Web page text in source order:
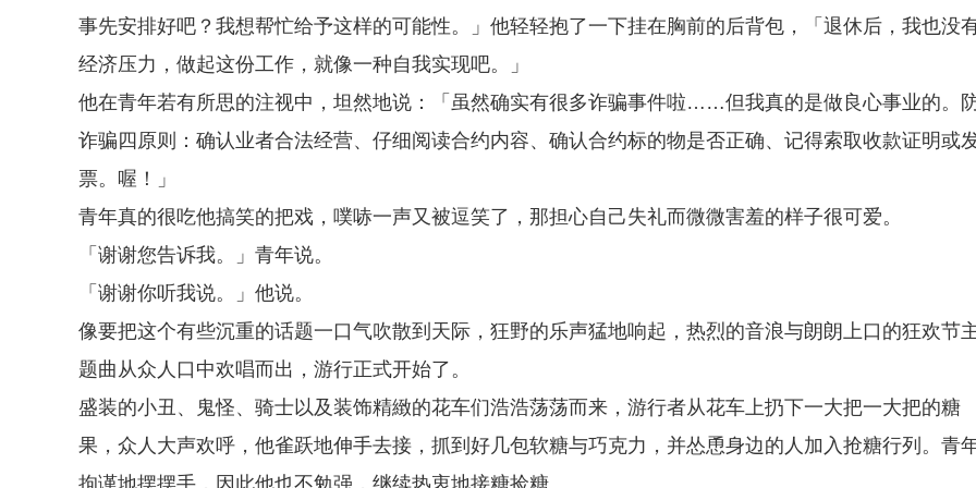
事先安排好吧？我想帮忙给予这样的可能性。」他轻轻抱了一下挂在胸前的后背包，「退休后，我也没
经济压力，做起这份工作，就像一种自我实现吧。」
他在青年若有所思的注视中，坦然地说：「虽然确实有很多诈骗事件啦……但我真的是做良心事业的。
诈骗四原则：确认业者合法经营、仔细阅读合约内容、确认合约标的物是否正确、记得索取收款证明或
票。喔！」
青年真的很吃他搞笑的把戏，噗哧一声又被逗笑了，那担心自己失礼而微微害羞的样子很可爱。
「谢谢您告诉我。」青年说。
「谢谢你听我说。」他说。
像要把这个有些沉重的话题一口气吹散到天际，狂野的乐声猛地响起，热烈的音浪与朗朗上口的狂欢节
题曲从众人口中欢唱而出，游行正式开始了。
盛装的小丑、鬼怪、骑士以及装饰精緻的花车们浩浩荡荡而来，游行者从花车上扔下一大把一大把的糖
果，众人大声欢呼，他雀跃地伸手去接，抓到好几包软糖与巧克力，并怂恿身边的人加入抢糖行列。青
拘谨地摆摆手，因此他也不勉强，继续热衷地接糖捡糖。